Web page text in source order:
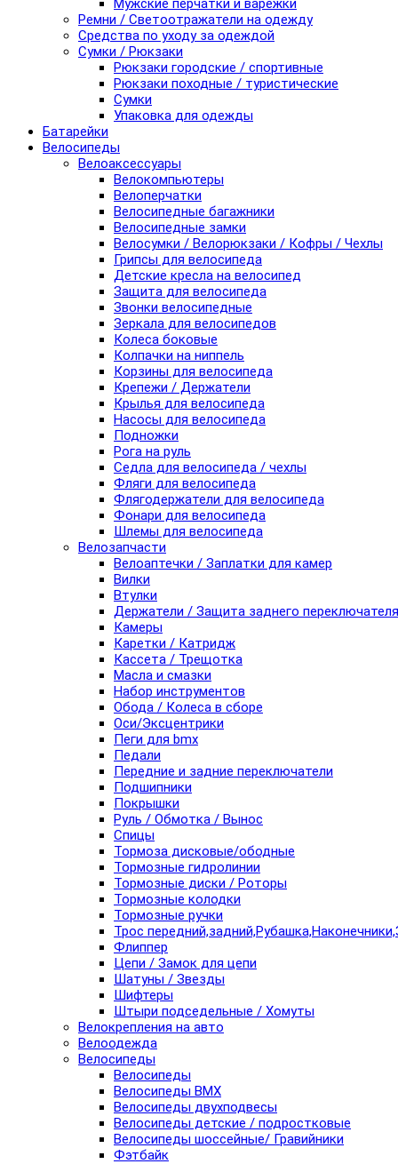
Мужские перчатки и варежки
Ремни / Светоотражатели на одежду
Средства по уходу за одеждой
Сумки / Рюкзаки
Рюкзаки городские / спортивные
Рюкзаки походные / туристические
Сумки
Упаковка для одежды
Батарейки
Велосипеды
Велоаксессуары
Велокомпьютеры
Велоперчатки
Велосипедные багажники
Велосипедные замки
Велосумки / Велорюкзаки / Кофры / Чехлы
Грипсы для велосипеда
Детские кресла на велосипед
Защита для велосипеда
Звонки велосипедные
Зеркала для велосипедов
Колеса боковые
Колпачки на ниппель
Корзины для велосипеда
Крепежи / Держатели
Крылья для велосипеда
Насосы для велосипеда
Подножки
Рога на руль
Седла для велосипеда / чехлы
Фляги для велосипеда
Флягодержатели для велосипеда
Фонари для велосипеда
Шлемы для велосипеда
Велозапчасти
Велоаптечки / Заплатки для камер
Вилки
Втулки
Держатели / Защита заднего переключателя
Камеры
Каретки / Катридж
Кассета / Трещотка
Масла и смазки
Набор инструментов
Обода / Колеса в сборе
Оси/Эксцентрики
Пеги для bmx
Педали
Передние и задние переключатели
Подшипники
Покрышки
Руль / Обмотка / Вынос
Спицы
Тормоза дисковые/ободные
Тормозные гидролинии
Тормозные диски / Роторы
Тормозные колодки
Тормозные ручки
Трос
Флиппер
Цепи / Замок для цепи
Шатуны / Звезды
Шифтеры
Штыри подседельные / Хомуты
Велокрепления на авто
Велоодежда
Велосипеды
Велосипеды
Велосипеды BMX
Велосипеды двухподвесы
Велосипеды детские / подростковые
Велосипеды шоссейные/ Гравийники
Фэтбайк